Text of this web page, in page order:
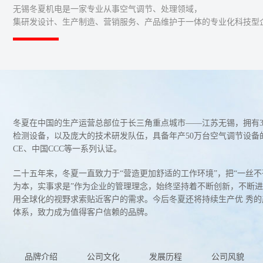
无锡冬夏机电是一家专业从事空气调节、处理领域，
集研发设计、生产制造、营销服务、产品维护于一体的专业化科技型
冬夏在中国的生产运营总部位于长三角重点城市——江苏无锡，拥有
检测设备，以及庞大的技术研发队伍，具备年产50万台空气调节设
CE、中国CCC等一系列认证。
二十五年来，冬夏一直致力于“营造更加舒适的工作环境”，把“一丝
为本，实事求是”作为企业的管理理念，始终坚持着不断创新，不断
用全球化的视野求索贴近客户的需求。今后冬夏还将持续生产优 秀
体系，致力成为值得客户信赖的品牌。
品牌介绍 公司文化 发展历程 公司风貌